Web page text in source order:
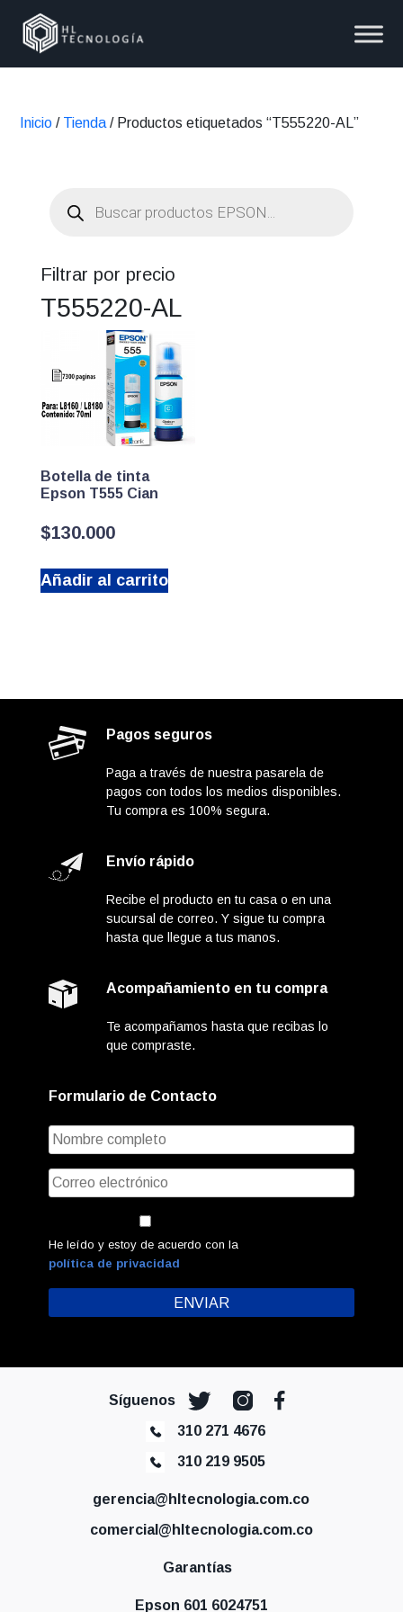
Inicio / Tienda / Productos etiquetados “T555220-AL”
productos
Filtrar por precio
T555220-AL
Botella de tinta
Epson T555 Cian
$130.000
Añadir al carrito
Pagos seguros
Paga a través de nuestra pasarela de
pagos con todos los medios disponibles.
Tu compra es 100% segura.
Envío rápido
Recibe el producto en tu casa o en una
sucursal de correo. Y sigue tu compra
hasta que llegue a tus manos.
Acompañamiento en tu compra
Te acompañamos hasta que recibas lo
que compraste.
Formulario de Contacto
He leído y estoy de acuerdo con la
política de privacidad
Síguenos
310 271 4676
310 219 9505
gerencia@hltecnologia.com.co
comercial@hltecnologia.com.co
Garantías
Epson 601 6024751